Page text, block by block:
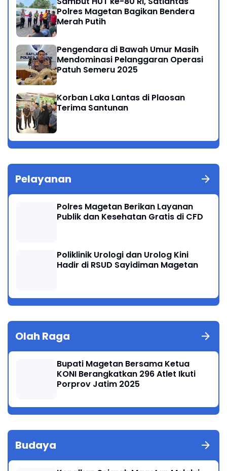
Polres Magetan Bagikan Bendera
Merah Putih
Pengendara di Bawah Umur Masih
Mendominasi Pelanggaran Operasi
Patuh Semeru 2025
Korban Laka Lantas di Plaosan
Terima Santunan
Pelayanan
Polres Magetan Berikan Layanan
Publik dan Kesehatan Gratis di CFD
Poliklinik Urologi dan Urolog Kini
Hadir di RSUD Sayidiman Magetan
Olah Raga
Bupati Magetan Bersama Ketua
KONI Berangkatkan 296 Atlet Ikuti
Porprov Jatim 2025
Budaya